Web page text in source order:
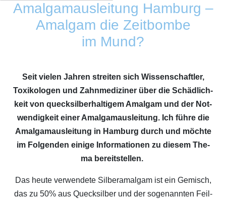
Amal­ga­maus­lei­tung Ham­burg –
Amal­gam die Zeit­bom­be
im Mund?
Seit vie­len Jah­ren strei­ten sich Wis­sen­schaft­ler,
Toxi­ko­lo­gen und Zahn­me­di­zi­ner über die Schäd­lich­
keit von queck­sil­ber­hal­ti­gem Amal­gam und der Not­
wen­dig­keit einer Amal­ga­maus­lei­tung. Ich füh­re die
Amal­ga­maus­lei­tung in Ham­burg durch und möch­te
im Fol­gen­den eini­ge Infor­ma­tio­nen zu die­sem The­
ma bereitstellen.
Das heu­te ver­wen­de­te Sil­ber­amal­gam ist ein Gemisch,
das zu 50% aus Queck­sil­ber und der soge­nann­ten Feil­